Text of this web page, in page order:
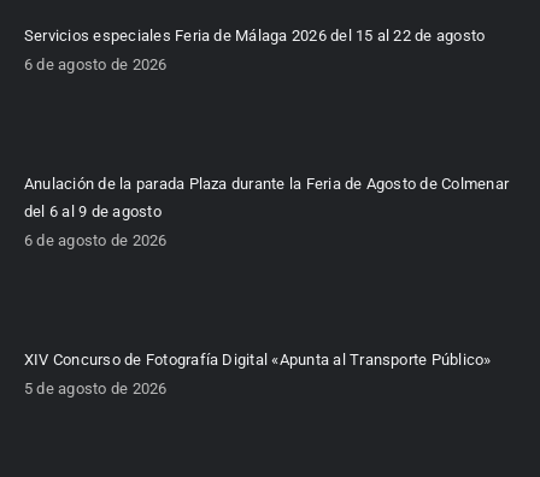
Servicios especiales Feria de Málaga 2026 del 15 al 22 de agosto
6 de agosto de 2026
Anulación de la parada Plaza durante la Feria de Agosto de Colmenar
del 6 al 9 de agosto
6 de agosto de 2026
XIV Concurso de Fotografía Digital «Apunta al Transporte Público»
5 de agosto de 2026